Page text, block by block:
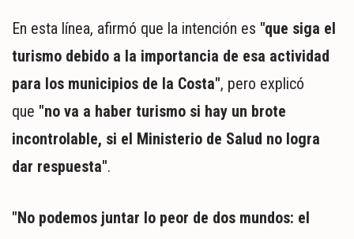
En esta línea, afirmó que la intención es "que siga el
turismo debido a la importancia de esa actividad
para los municipios de la Costa", pero explicó
que "no va a haber turismo si hay un brote
incontrolable, si el Ministerio de Salud no logra
dar respuesta".
"No podemos juntar lo peor de dos mundos: el